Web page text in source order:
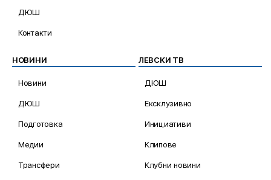
ДЮШ
Контакти
НОВИНИ
Новини
ДЮШ
Подготовка
Медии
Трансфери
ЛЕВСКИ ТВ
ДЮШ
Ексклузивно
Инициативи
Клипове
Клубни новини